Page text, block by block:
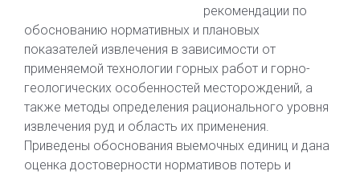
рекомендации по
обоснованию нормативных и плановых
показателей извлечения в зависимости от
применяемой технологии горных работ и горно-
геологических особенностей месторождений, а
также методы определения рационального уровня
извлечения руд и область их применения.
Приведены обоснования выемочных единиц и дана
оценка достоверности нормативов потерь и